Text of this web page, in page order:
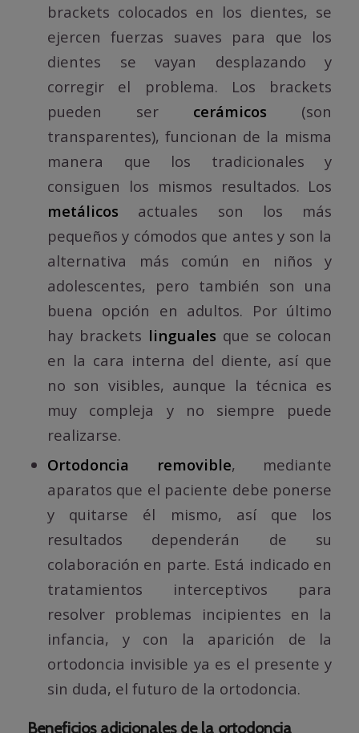
brackets colocados en los dientes, se
ejercen fuerzas suaves para que los
dientes se vayan desplazando y
corregir el problema. Los brackets
pueden ser cerámicos (son
transparentes), funcionan de la misma
manera que los tradicionales y
consiguen los mismos resultados. Los
metálicos actuales son los más
pequeños y cómodos que antes y son la
alternativa más común en niños y
adolescentes, pero también son una
buena opción en adultos. Por último
hay brackets linguales que se colocan
en la cara interna del diente, así que
no son visibles, aunque la técnica es
muy compleja y no siempre puede
realizarse.
Ortodoncia removible, mediante
aparatos que el paciente debe ponerse
y quitarse él mismo, así que los
resultados dependerán de su
colaboración en parte. Está indicado en
tratamientos interceptivos para
resolver problemas incipientes en la
infancia, y con la aparición de la
ortodoncia invisible ya es el presente y
sin duda, el futuro de la ortodoncia.
Beneficios adicionales de la ortodoncia